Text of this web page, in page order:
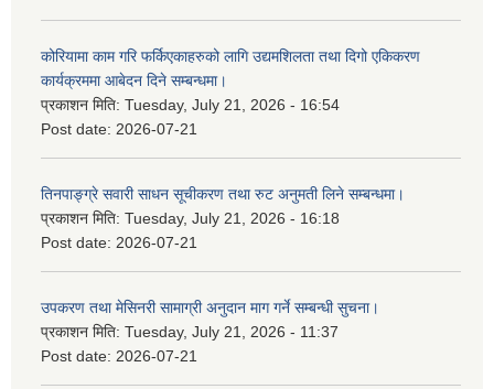
कोरियामा काम गरि फर्किएकाहरुको लागि उद्यमशिलता तथा दिगो एकिकरण
कार्यक्रममा आबेदन दिने सम्बन्धमा।
प्रकाशन मिति: Tuesday, July 21, 2026 - 16:54
Post date: 2026-07-21
तिनपाङ्ग्रे सवारी साधन सूचीकरण तथा रुट अनुमती लिने सम्बन्धमा।
प्रकाशन मिति: Tuesday, July 21, 2026 - 16:18
Post date: 2026-07-21
उपकरण तथा मेसिनरी सामाग्री अनुदान माग गर्ने सम्बन्धी सुचना।
प्रकाशन मिति: Tuesday, July 21, 2026 - 11:37
Post date: 2026-07-21